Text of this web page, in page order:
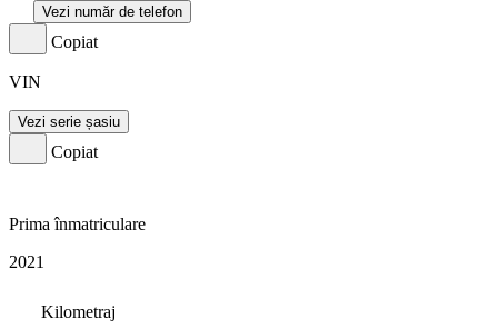
Vezi număr de telefon
Copiat
VIN
Vezi serie șasiu
Copiat
Prima înmatriculare
2021
Kilometraj